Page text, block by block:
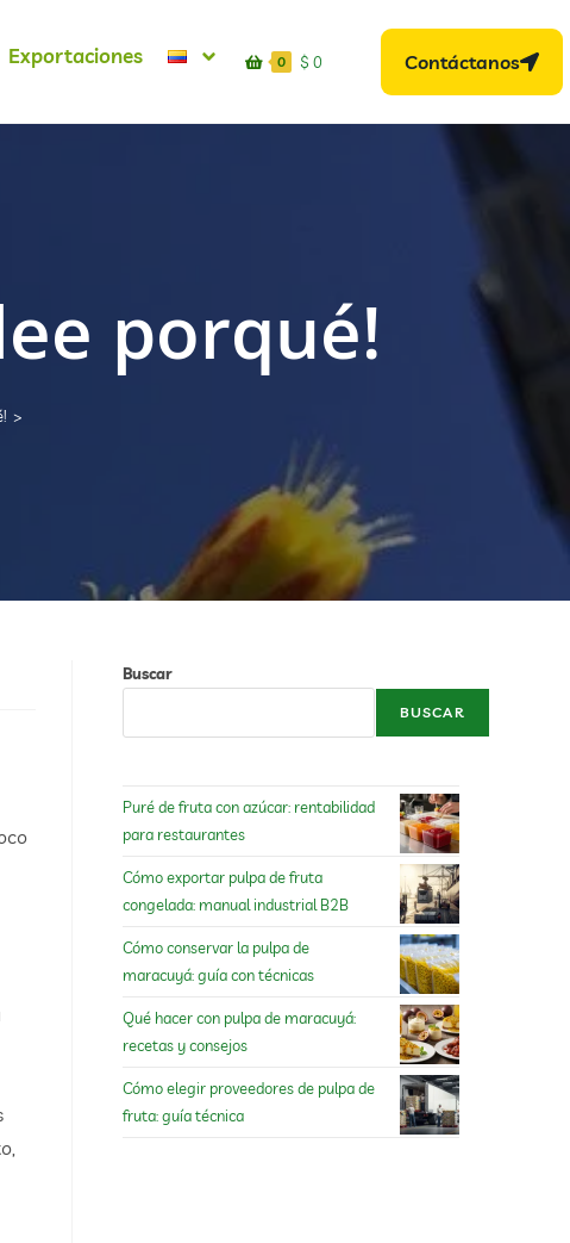
Exportaciones 0 $ 0 Contáctanos
porqué!
>
Buscar
BUSCAR
Puré de fruta con azúcar: rentabilidad
para restaurantes
Cómo exportar pulpa de fruta
congelada: manual industrial B2B
Cómo conservar la pulpa de
maracuyá: guía con técnicas
Qué hacer con pulpa de maracuyá:
recetas y consejos
Cómo elegir proveedores de pulpa de
fruta: guía técnica